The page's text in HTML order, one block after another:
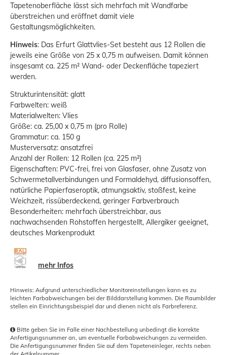
Tapetenoberfläche lässt sich mehrfach mit Wandfarbe
überstreichen und eröffnet damit viele
Gestaltungsmöglichkeiten.
Hinweis: Das Erfurt Glattvlies-Set besteht aus 12 Rollen die
jeweils eine Größe von 25 x 0,75 m aufweisen. Damit können
insgesamt ca. 225 m² Wand- oder Deckenfläche tapeziert
werden.
Strukturintensität: glatt
Farbwelten: weiß
Materialwelten: Vlies
Größe: ca. 25,00 x 0,75 m (pro Rolle)
Grammatur: ca. 150 g
Musterversatz: ansatzfrei
Anzahl der Rollen: 12 Rollen (ca. 225 m²)
Eigenschaften: PVC-frei, frei von Glasfaser, ohne Zusatz von
Schwermetallverbindungen und Formaldehyd, diffusionsoffen,
natürliche Papierfaseroptik, atmungsaktiv, stoßfest, keine
Weichzeit, rissüberdeckend, geringer Farbverbrauch
Besonderheiten: mehrfach überstreichbar, aus
nachwachsenden Rohstoffen hergestellt, Allergiker geeignet,
deutsches Markenprodukt
mehr Infos
Hinweis: Aufgrund unterschiedlicher Monitoreinstellungen kann es zu
leichten Farbabweichungen bei der Bilddarstellung kommen. Die Raumbilder
stellen ein Einrichtungsbeispiel dar und dienen nicht als Farbreferenz.
Bitte geben Sie im Falle einer Nachbestellung unbedingt die korrekte
Anfertigungsnummer an, um eventuelle Farbabweichungen zu vermeiden.
Die Anfertigungsnummer finden Sie auf dem Tapeteneinleger, rechts neben